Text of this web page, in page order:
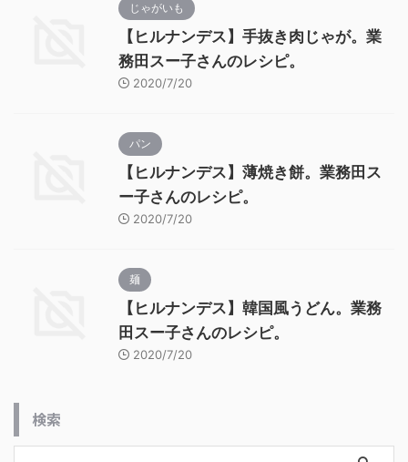
じゃがいも
【ヒルナンデス】手抜き肉じゃが。業
務田スー子さんのレシピ。
2020/7/20
パン
【ヒルナンデス】薄焼き餅。業務田ス
ー子さんのレシピ。
2020/7/20
麺
【ヒルナンデス】韓国風うどん。業務
田スー子さんのレシピ。
2020/7/20
検索